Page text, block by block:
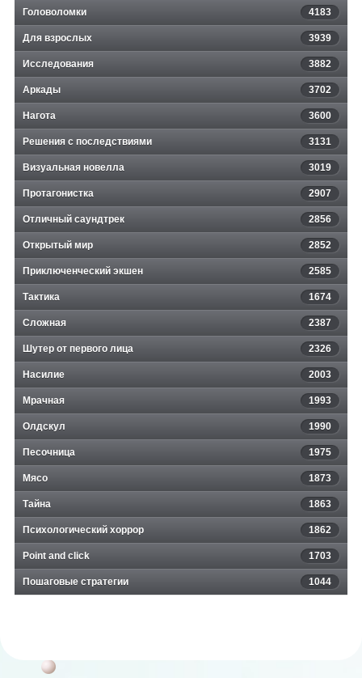
Головоломки 4183
Для взрослых 3939
Исследования 3882
Аркады 3702
Нагота 3600
Решения с последствиями 3131
Визуальная новелла 3019
Протагонистка 2907
Отличный саундтрек 2856
Открытый мир 2852
Приключенческий экшен 2585
Тактика 1674
Сложная 2387
Шутер от первого лица 2326
Насилие 2003
Мрачная 1993
Олдскул 1990
Песочница 1975
Мясо 1873
Тайна 1863
Психологический хоррор 1862
Point and click 1703
Пошаговые стратегии 1044